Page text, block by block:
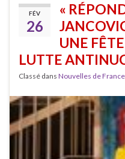
FÉV
26
«
UNE
LUTTE
Classé dans Nouvelles de France